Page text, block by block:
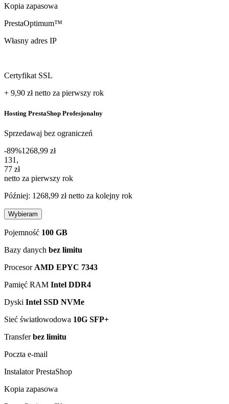
Kopia zapasowa
PrestaOptimum™
Własny adres IP
Certyfikat SSL
+ 9,90 złnetto za pierwszy rok
Hosting PrestaShop Profesjonalny
Sprzedawaj bez ograniczeń
-89%1268,99 zł
131,77 zł netto za pierwszy rok
131 ,
77 zł
netto za pierwszy rok
Później: 1268,99 zł netto za kolejny rok
Wybieram
Pojemność 100 GB
Bazy danych bez limitu
Procesor AMD EPYC 7343
Pamięć RAM Intel DDR4
Dyski Intel SSD NVMe
Sieć światłowodowa 10G SFP+
Transferbez limitu
Poczta e-mail
Instalator PrestaShop
Kopia zapasowa